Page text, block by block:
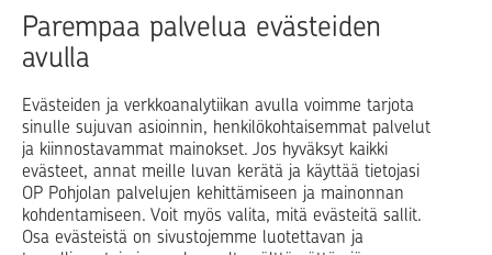
Parempaa palvelua evästeiden
avulla
Evästeiden ja verkkoanalytiikan avulla voimme tarjota
sinulle sujuvan asioinnin, henkilökohtaisemmat palvelut
ja kiinnostavammat mainokset. Jos hyväksyt kaikki
evästeet, annat meille luvan kerätä ja käyttää tietojasi
OP Pohjolan palvelujen kehittämiseen ja mainonnan
kohdentamiseen. Voit myös valita, mitä evästeitä sallit.
Osa evästeistä on sivustojemme luotettavan ja
Raha Elämä
Yrityselämä
Blogit ja puheenvuorot
Op.fi OP Koti Pohjola Vahinkoapu
Facebook
X LinkedInInstagram